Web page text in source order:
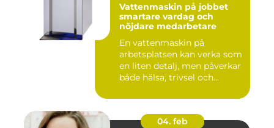
Vattenmaskin på jobbet
smartare vardag och
nöjdare medarbetare
En vattenmaskin på
arbetsplatsen kan verka som
en liten detalj, men påverkar
både hälsa, trivsel och...
04. feb